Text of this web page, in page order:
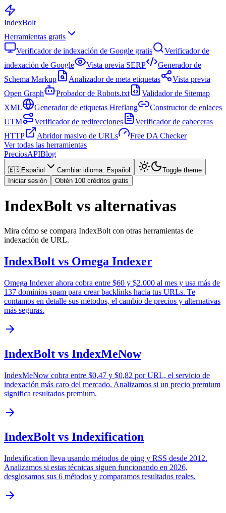
IndexBolt
Herramientas gratis
Verificador de indexación de Google gratis
Verificador de
indexación de Google
Vista previa SERP
Generador de
Schema Markup
Analizador de meta etiquetas
Vista previa
Open Graph
Probador de Robots.txt
Validador de Sitemap
XML
Generador de etiquetas Hreflang
Constructor de enlaces
UTM
Verificador de redirecciones
Verificador de cabeceras
HTTP
Abridor masivo de URLs
Free DA Checker
Ver todas las herramientas
PreciosAPIBlog
🇪🇸Español Cambiar idioma: Español
Toggle theme
Iniciar sesión
Obtén 100 créditos gratis
IndexBolt vs alternativas
Mira cómo se compara IndexBolt con otras herramientas de
indexación de URL.
IndexBolt vs Omega Indexer
Omega Indexer ahora cobra entre $60 y $2.000 al mes y usa más de
137 dominios spam para crear backlinks hacia tus URLs. Te
contamos en detalle sus métodos, el cambio de precios y alternativas
más seguras.
IndexBolt vs IndexMeNow
IndexMeNow cobra entre $0,47 y $0,82 por URL, el servicio de
indexación más caro del mercado. Analizamos si un precio premium
significa resultados premium.
IndexBolt vs Indexification
Indexification lleva usando métodos de ping y RSS desde 2012.
Analizamos si estas técnicas siguen funcionando en 2026,
desglosamos sus 6 métodos y comparamos resultados reales.